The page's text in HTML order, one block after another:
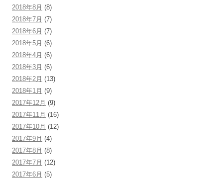
2018年8月 (8)
2018年7月 (7)
2018年6月 (7)
2018年5月 (6)
2018年4月 (6)
2018年3月 (6)
2018年2月 (13)
2018年1月 (9)
2017年12月 (9)
2017年11月 (16)
2017年10月 (12)
2017年9月 (4)
2017年8月 (8)
2017年7月 (12)
2017年6月 (5)